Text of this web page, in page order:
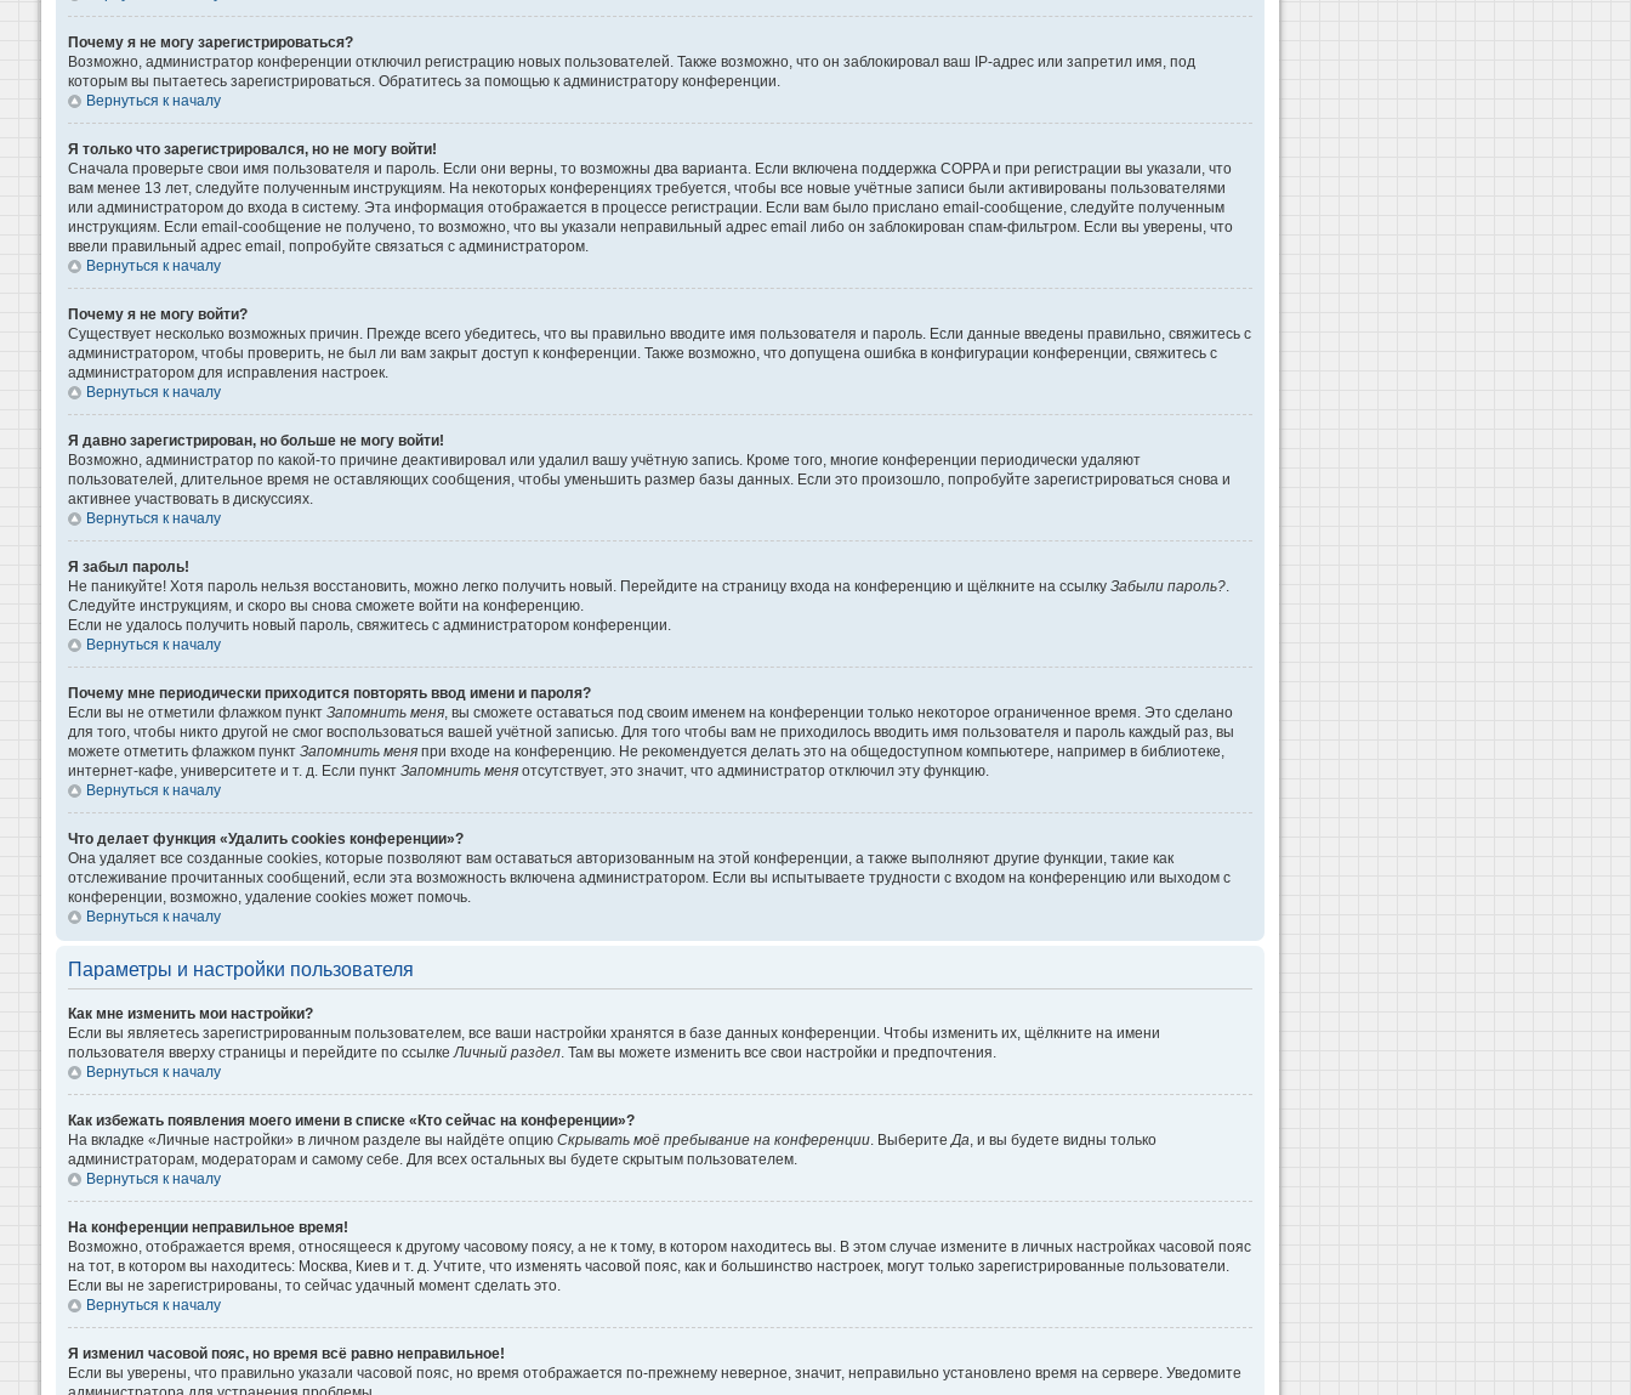
Почему я не могу зарегистрироваться?
Возможно, администратор конференции отключил регистрацию новых пользователей. Также возможно, что он заблокировал ваш IP-адрес или запретил имя, под
которым вы пытаетесь зарегистрироваться. Обратитесь за помощью к администратору конференции.
Вернуться к началу
Я только что зарегистрировался, но не могу войти!
Сначала проверьте свои имя пользователя и пароль. Если они верны, то возможны два варианта. Если включена поддержка COPPA и при регистрации вы указали, что
вам менее 13 лет, следуйте полученным инструкциям. На некоторых конференциях требуется, чтобы все новые учётные записи были активированы пользователями
или администратором до входа в систему. Эта информация отображается в процессе регистрации. Если вам было прислано email-сообщение, следуйте полученным
инструкциям. Если email-сообщение не получено, то возможно, что вы указали неправильный адрес email либо он заблокирован спам-фильтром. Если вы уверены, что
ввели правильный адрес email, попробуйте связаться с администратором.
Вернуться к началу
Почему я не могу войти?
Существует несколько возможных причин. Прежде всего убедитесь, что вы правильно вводите имя пользователя и пароль. Если данные введены правильно, свяжитесь с
администратором, чтобы проверить, не был ли вам закрыт доступ к конференции. Также возможно, что допущена ошибка в конфигурации конференции, свяжитесь с
администратором для исправления настроек.
Вернуться к началу
Я давно зарегистрирован, но больше не могу войти!
Возможно, администратор по какой-то причине деактивировал или удалил вашу учётную запись. Кроме того, многие конференции периодически удаляют
пользователей, длительное время не оставляющих сообщения, чтобы уменьшить размер базы данных. Если это произошло, попробуйте зарегистрироваться снова и
активнее участвовать в дискуссиях.
Вернуться к началу
Я забыл пароль!
Не паникуйте! Хотя пароль нельзя восстановить, можно легко получить новый. Перейдите на страницу входа на конференцию и щёлкните на ссылку Забыли пароль?
Следуйте инструкциям, и скоро вы снова сможете войти на конференцию.
Если не удалось получить новый пароль, свяжитесь с администратором конференции.
Вернуться к началу
Почему мне периодически приходится повторять ввод имени и пароля?
Если вы не отметили флажком пункт Запомнить меня , вы сможете оставаться под своим именем на конференции только некоторое ограниченное время. Это сделано
для того, чтобы никто другой не смог воспользоваться вашей учётной записью. Для того чтобы вам не приходилось вводить имя пользователя и пароль каждый раз, вы
можете отметить флажком пункт Запомнить меня при входе на конференцию. Не рекомендуется делать это на общедоступном компьютере, например в библиотеке,
интернет-кафе, университете и т. д. Если пункт Запомнить меня отсутствует, это значит, что администратор отключил эту функцию.
Вернуться к началу
Что делает функция «Удалить cookies конференции»?
Она удаляет все созданные cookies, которые позволяют вам оставаться авторизованным на этой конференции, а также выполняют другие функции, такие как
отслеживание прочитанных сообщений, если эта возможность включена администратором. Если вы испытываете трудности с входом на конференцию или выходом с
конференции, возможно, удаление cookies может помочь.
Вернуться к началу
Параметры и настройки пользователя
Как мне изменить мои настройки?
Если вы являетесь зарегистрированным пользователем, все ваши настройки хранятся в базе данных конференции. Чтобы изменить их, щёлкните на имени
пользователя вверху страницы и перейдите по ссылке Личный раздел . Там вы можете изменить все свои настройки и предпочтения.
Вернуться к началу
Как избежать появления моего имени в списке «Кто сейчас на конференции»?
На вкладке «Личные настройки» в личном разделе вы найдёте опцию Скрывать моё пребывание на конференции . Выберите Да , и вы будете видны только
администраторам, модераторам и самому себе. Для всех остальных вы будете скрытым пользователем.
Вернуться к началу
На конференции неправильное время!
Возможно, отображается время, относящееся к другому часовому поясу, а не к тому, в котором находитесь вы. В этом случае измените в личных настройках часовой пояс
на тот, в котором вы находитесь: Москва, Киев и т. д. Учтите, что изменять часовой пояс, как и большинство настроек, могут только зарегистрированные пользователи.
Если вы не зарегистрированы, то сейчас удачный момент сделать это.
Вернуться к началу
Я изменил часовой пояс, но время всё равно неправильное!
Если вы уверены, что правильно указали часовой пояс, но время отображается по-прежнему неверное, значит, неправильно установлено время на сервере. Уведомите